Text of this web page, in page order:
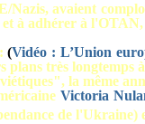
Nazis, avaient
à adhérer à
(Vidéo : L’Union
très longtemps
la même
Victoria
de l'Ukraine)